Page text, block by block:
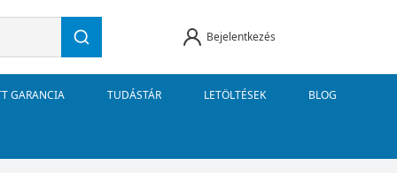
Bejelentkezés
GARANCIA TUDÁSTÁR LETÖLTÉSEK BLOG